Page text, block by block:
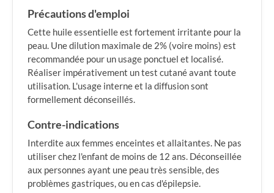
Précautions d'emploi
Cette huile essentielle est fortement irritante pour la
peau. Une dilution maximale de 2% (voire moins) est
recommandée pour un usage ponctuel et localisé.
Réaliser impérativement un test cutané avant toute
utilisation. L'usage interne et la diffusion sont
formellement déconseillés.
Contre-indications
Interdite aux femmes enceintes et allaitantes. Ne pas
utiliser chez l'enfant de moins de 12 ans. Déconseillée
aux personnes ayant une peau très sensible, des
problèmes gastriques, ou en cas d'épilepsie.